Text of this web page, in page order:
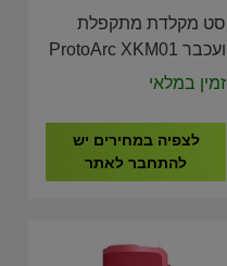
סט מקלדת מתקפלת
ועכבר ProtoArc XKM01
CaseUp Foldable
Combo
זמין במלאי
לצפיה במחירים יש
להתחבר לאתר